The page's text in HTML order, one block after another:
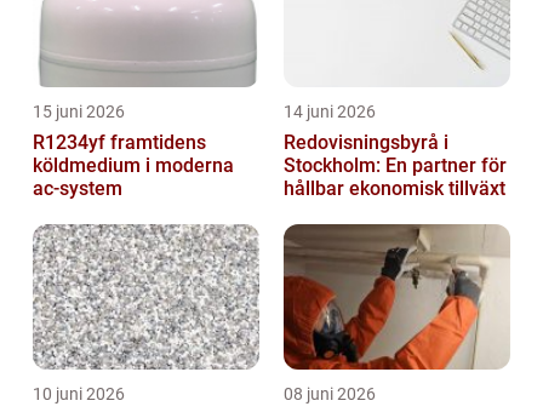
15 juni 2026
R1234yf framtidens
köldmedium i moderna
ac-system
14 juni 2026
Redovisningsbyrå i
Stockholm: En partner för
hållbar ekonomisk tillväxt
10 juni 2026 08 juni 2026